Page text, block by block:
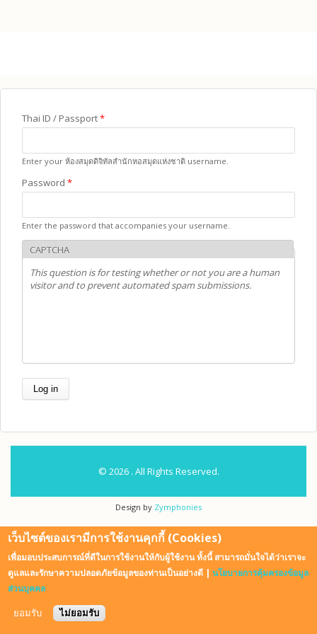
Thai ID / Passport*
Enter your ห้องสมุดดิจิทัลสำนักหอสมุดแห่งชาติ username.
Password *
Enter the password that accompanies your username.
CAPTCHA
This question is for testing whether or not you are a human
visitor and to prevent automated spam submissions.
© 2026 . All Rights Reserved.
Design by Zymphonies
เว็บไซต์ของเรามีการใช้งานคุกกี้ (Cookies)
เพื่อมอบประสบการณ์ที่ดีในการใช้งานให้กับผู้ใช้งาน ทั้งนี้ สามารถมั่นใจได้ว่าเราจะ
ดูแลและรักษาความปลอดภัยข้อมูลของท่านเป็นอย่างดี |นโยบายการคุ้มครองข้อมูล
ส่วนบุคคล
ยอมรับ ไม่ยอมรับ